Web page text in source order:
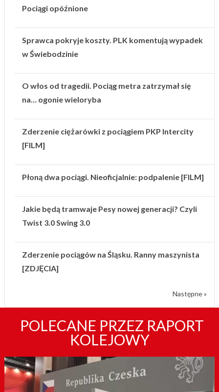
Pociągi opóźnione
Sprawca pokryje koszty. PLK komentują wypadek
w Świebodzinie
O włos od tragedii. Pociąg metra zatrzymał się
na… ogonie wieloryba
Zderzenie ciężarówki z pociągiem PKP Intercity
[FILM]
Płoną dwa pociągi. Nieoficjalnie: podpalenie [FILM]
Jakie będą tramwaje Pesy nowej generacji? Czyli
Twist 3.0 Swing 3.0
Zderzenie pociągów na Śląsku. Ranny maszynista
[ZDJĘCIA]
Następne »
POLECANE PRZEZ RAPORT
KOLEJOWY